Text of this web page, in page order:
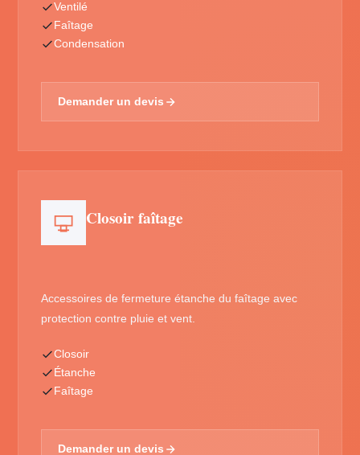
Ventilé
Faîtage
Condensation
Demander un devis
Closoir faîtage
Accessoires de fermeture étanche du faîtage avec
protection contre pluie et vent.
Closoir
Étanche
Faîtage
Demander un devis